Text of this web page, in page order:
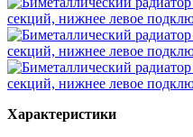
Характеристики